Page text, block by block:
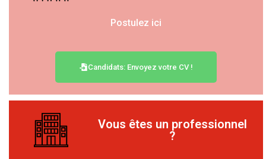
Postulez ici
Candidats: Envoyez votre CV !
Vous êtes un professionnel
?